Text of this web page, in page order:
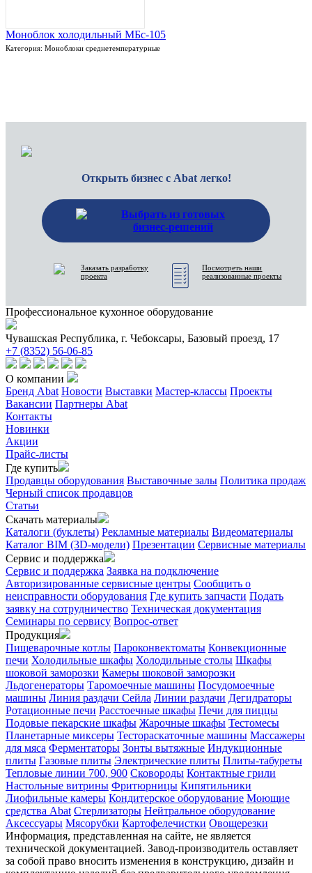
Моноблок холодильный МБс-105
Категория: Моноблоки среднетемпературные
Открыть бизнес с Abat легко!
Выбрать из готовых
бизнес-решений
Заказать разработку
проекта
Посмотреть наши
реализованные проекты
Профессиональное кухонное оборудование
Чувашская Республика, г. Чебоксары, Базовый проезд, 17
+7 (8352) 56-06-85
О компании
Бренд Abat Новости Выставки Мастер-классы Проекты
Вакансии Партнеры Abat
Контакты
Новинки
Акции
Прайс-листы
Где купить
Продавцы оборудования Выставочные залы Политика продаж
Черный список продавцов
Статьи
Скачать материалы
Каталоги (буклеты) Рекламные материалы Видеоматериалы
Каталог BIM (3D-модели) Презентации Сервисные материалы
Сервис и поддержка
Сервис и поддержка Заявка на подключение
Авторизированные сервисные центры Сообщить о
неисправности оборудования Где купить запчасти Подать
заявку на сотрудничество Техническая документация
Семинары по сервису Вопрос-ответ
Продукция
Пищеварочные котлы Пароконвектоматы Конвекционные
печи Холодильные шкафы Холодильные столы Шкафы
шоковой заморозки Камеры шоковой заморозки
Льдогенераторы Таромоечные машины Посудомоечные
машины Линия раздачи Сейла Линии раздачи Дегидраторы
Ротационные печи Расстоечные шкафы Печи для пиццы
Подовые пекарские шкафы Жарочные шкафы Тестомесы
Планетарные миксеры Тестораскаточные машины Массажеры
для мяса Ферментаторы Зонты вытяжные Индукционные
плиты Газовые плиты Электрические плиты Плиты-табуреты
Тепловые линии 700, 900 Сковороды Контактные грили
Настольные витрины Фритюрницы Кипятильники
Лиофильные камеры Кондитерское оборудование Моющие
средства Abat Стерлизаторы Нейтральное оборудование
Аксессуары Мясорубки Картофелечистки Овощерезки
Информация, представленная на сайте, не является
технической документацией. Завод-производитель оставляет
за собой право вносить изменения в конструкцию, дизайн и